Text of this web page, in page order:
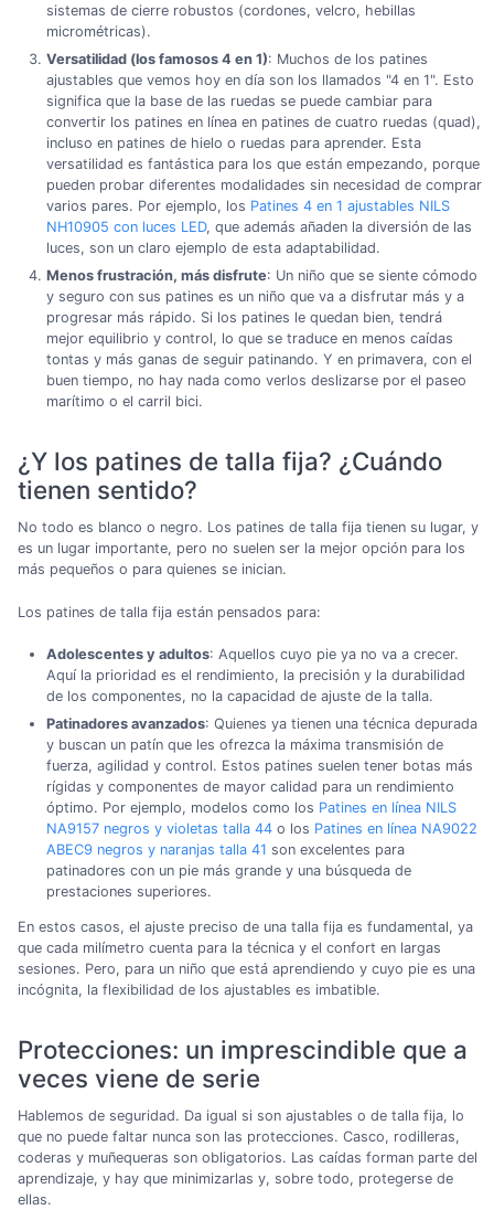
sistemas de cierre robustos (cordones, velcro, hebillas
micrométricas).
Versatilidad (los famosos 4 en 1): Muchos de los patines
ajustables que vemos hoy en día son los llamados "4 en 1". Esto
significa que la base de las ruedas se puede cambiar para
convertir los patines en línea en patines de cuatro ruedas (quad),
incluso en patines de hielo o ruedas para aprender. Esta
versatilidad es fantástica para los que están empezando, porque
pueden probar diferentes modalidades sin necesidad de comprar
varios pares. Por ejemplo, los Patines 4 en 1 ajustables NILS
NH10905 con luces LED, que además añaden la diversión de las
luces, son un claro ejemplo de esta adaptabilidad.
Menos frustración, más disfrute: Un niño que se siente cómodo
y seguro con sus patines es un niño que va a disfrutar más y a
progresar más rápido. Si los patines le quedan bien, tendrá
mejor equilibrio y control, lo que se traduce en menos caídas
tontas y más ganas de seguir patinando. Y en primavera, con el
buen tiempo, no hay nada como verlos deslizarse por el paseo
marítimo o el carril bici.
¿Y los patines de talla fija? ¿Cuándo
tienen sentido?
No todo es blanco o negro. Los patines de talla fija tienen su lugar, y
es un lugar importante, pero no suelen ser la mejor opción para los
más pequeños o para quienes se inician.
Los patines de talla fija están pensados para:
Adolescentes y adultos: Aquellos cuyo pie ya no va a crecer.
Aquí la prioridad es el rendimiento, la precisión y la durabilidad
de los componentes, no la capacidad de ajuste de la talla.
Patinadores avanzados: Quienes ya tienen una técnica depurada
y buscan un patín que les ofrezca la máxima transmisión de
fuerza, agilidad y control. Estos patines suelen tener botas más
rígidas y componentes de mayor calidad para un rendimiento
óptimo. Por ejemplo, modelos como los Patines en línea NILS
NA9157 negros y violetas talla 44o los Patines en línea NA9022
ABEC9 negros y naranjas talla 41 son excelentes para
patinadores con un pie más grande y una búsqueda de
prestaciones superiores.
En estos casos, el ajuste preciso de una talla fija es fundamental, ya
que cada milímetro cuenta para la técnica y el confort en largas
sesiones. Pero, para un niño que está aprendiendo y cuyo pie es una
incógnita, la flexibilidad de los ajustables es imbatible.
Protecciones: un imprescindible que a
veces viene de serie
Hablemos de seguridad. Da igual si son ajustables o de talla fija, lo
que no puede faltar nunca son las protecciones. Casco, rodilleras,
coderas y muñequeras son obligatorios. Las caídas forman parte del
aprendizaje, y hay que minimizarlas y, sobre todo, protegerse de
ellas.